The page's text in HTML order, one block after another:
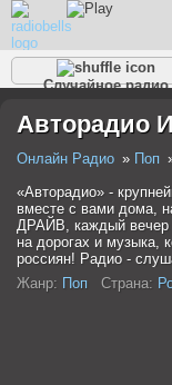
Случайное радио
Разговорное
Авторадио
Онлайн Радио Поп
«Авторадио» -
вместе с вами дома,
ДРАЙВ, каждый вечер
на дорогах и музыка,
россиян! Радио -
Жанр: Поп Страна: